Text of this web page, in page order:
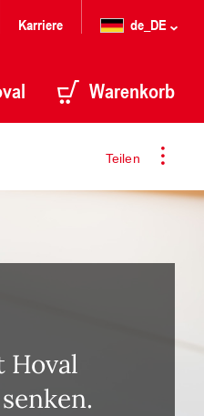
Karriere de_DE
Warenkorb
Teilen
Hoval